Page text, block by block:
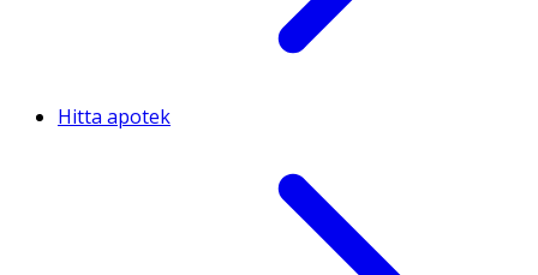
Hitta apotek